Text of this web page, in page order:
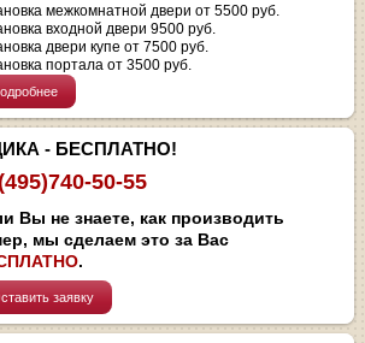
межкомнатной двери от 5500 руб.
входной двери 9500 руб.
двери купе от 7500 руб.
портала от 3500 руб.
- БЕСПЛАТНО!
50-55
Вы не знаете, как производить
мы сделаем это за Вас
.
заявку